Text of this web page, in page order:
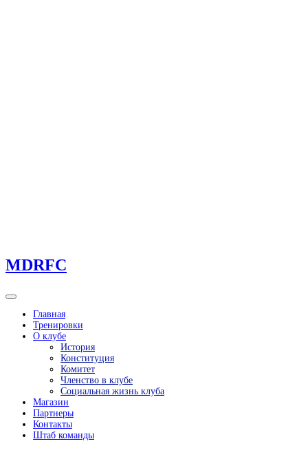
MDRFC
Главная
Тренировки
О клубе
История
Конституция
Комитет
Членство в клубе
Социальная жизнь клуба
Магазин
Партнеры
Контакты
Штаб команды